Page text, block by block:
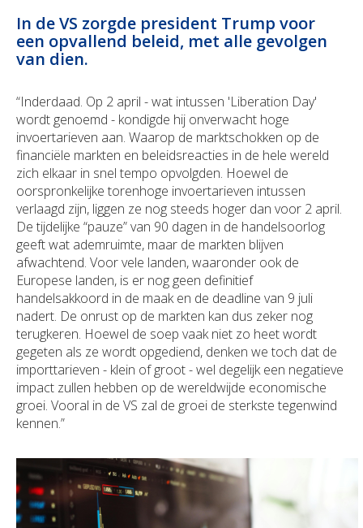
In de VS zorgde president Trump voor
een opvallend beleid, met alle gevolgen
van dien.
“Inderdaad. Op 2 april - wat intussen 'Liberation Day'
wordt genoemd - kondigde hij onverwacht hoge
invoertarieven aan. Waarop de marktschokken op de
financiële markten en beleidsreacties in de hele wereld
zich elkaar in snel tempo opvolgden. Hoewel de
oorspronkelijke torenhoge invoertarieven intussen
verlaagd zijn, liggen ze nog steeds hoger dan voor 2 april.
De tijdelijke “pauze” van 90 dagen in de handelsoorlog
geeft wat ademruimte, maar de markten blijven
afwachtend. Voor vele landen, waaronder ook de
Europese landen, is er nog geen definitief
handelsakkoord in de maak en de deadline van 9 juli
nadert. De onrust op de markten kan dus zeker nog
terugkeren. Hoewel de soep vaak niet zo heet wordt
gegeten als ze wordt opgediend, denken we toch dat de
importtarieven - klein of groot - wel degelijk een negatieve
impact zullen hebben op de wereldwijde economische
groei. Vooral in de VS zal de groei de sterkste tegenwind
kennen.”